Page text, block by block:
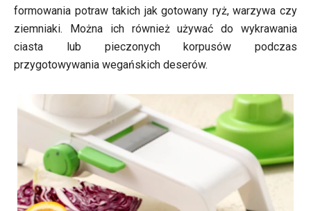
formowania potraw takich jak gotowany ryż, warzywa czy
ziemniaki. Można ich również używać do wykrawania
ciasta lub pieczonych korpusów podczas
przygotowywania wegańskich deserów.